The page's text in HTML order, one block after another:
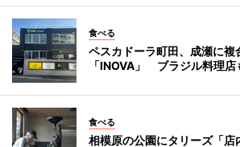
食べる
ペスカドーラ町田、成瀬に複
「INOVA」 ブラジル料理店
食べる
相模原の公園にタリーズ「